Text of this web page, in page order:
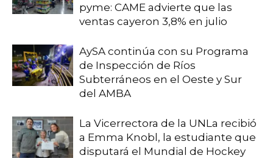
pyme: CAME advierte que las
ventas cayeron 3,8% en julio
AySA continúa con su Programa
de Inspección de Ríos
Subterráneos en el Oeste y Sur
del AMBA
La Vicerrectora de la UNLa recibió
a Emma Knobl, la estudiante que
disputará el Mundial de Hockey